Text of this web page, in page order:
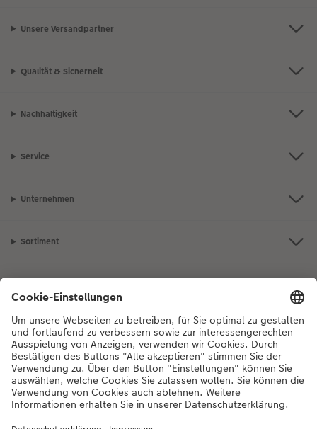
Unsere Versandpartner
Qualität & Sicherheit
Nachhaltigkeit
Service
Unternehmen
Sortiment
Bei Fragen zu Produkten oder der Bestellung können Sie uns gerne von
Montag bis Samstag von 8:00 – 20:00 Uhr und Sonntag von 10:00 –
20:00 Uhr (gesetzliche Feiertage ausgenommen) unter der
Telefonnummer044 499 10 36kontaktieren.
DE| FR|IT